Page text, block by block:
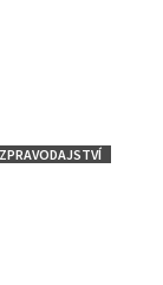
ZPRAVODAJSTVÍ